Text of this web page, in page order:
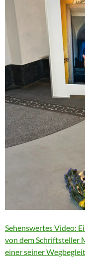
Sehenswertes Video:
von dem Schriftsteller
einer seiner